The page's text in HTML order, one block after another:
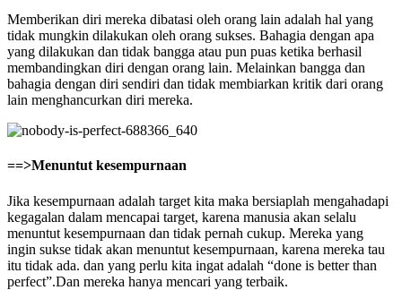
Memberikan diri mereka dibatasi oleh orang lain adalah hal yang
tidak mungkin dilakukan oleh orang sukses. Bahagia dengan apa
yang dilakukan dan tidak bangga atau pun puas ketika berhasil
membandingkan diri dengan orang lain. Melainkan bangga dan
bahagia dengan diri sendiri dan tidak membiarkan kritik dari orang
lain menghancurkan diri mereka.
==>Menuntut kesempurnaan
Jika kesempurnaan adalah target kita maka bersiaplah mengahadapi
kegagalan dalam mencapai target, karena manusia akan selalu
menuntut kesempurnaan dan tidak pernah cukup. Mereka yang
ingin sukse tidak akan menuntut kesempurnaan, karena mereka tau
itu tidak ada. dan yang perlu kita ingat adalah “done is better than
perfect”.Dan mereka hanya mencari yang terbaik.